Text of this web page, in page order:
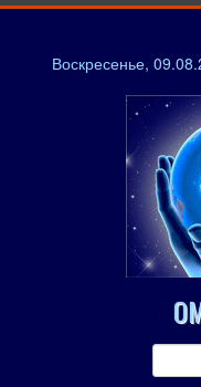
Воскресенье,